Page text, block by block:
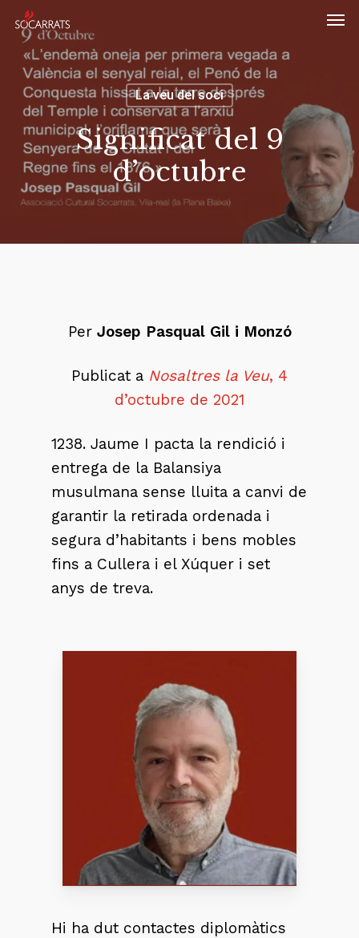
Skip
main
content
La veu del soci
Significat del 9
d’octubre
Per Josep Pasqual Gil i Monzó
Publicat a Nosaltres la Veu, 4
d’octubre de 2021
1238. Jaume I pacta la rendició i
entrega de la Balansiya
musulmana sense lluita a canvi de
garantir la retirada ordenada i
segura d’habitants i bens mobles
fins a Cullera i el Xúquer i set
anys de treva.
Hi ha dut contactes diplomàtics